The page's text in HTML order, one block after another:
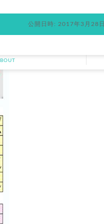
公開日時: 2017年3月28日